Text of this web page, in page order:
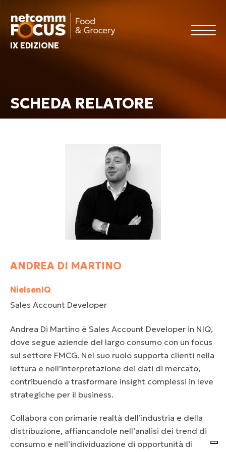
IX EDIZIONE
SCHEDA RELATORE
ANDREA DI MARTINO
NielsenIQ
Sales Account Developer
Andrea Di Martino è Sales Account Developer in NIQ,
dove segue aziende del largo consumo con un focus
sul settore FMCG. Nel suo ruolo supporta clienti nella
lettura e nell’interpretazione dei dati di mercato,
contribuendo a trasformare insight complessi in leve
strategiche per il business.
Collabora con primarie realtà dell’industria e della
distribuzione, affiancandole nell’analisi dei trend di
consumo e nell’individuazione di opportunità di